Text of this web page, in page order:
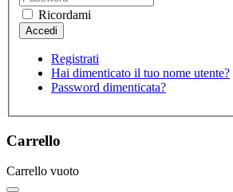
Ricordami
Registrati
Hai dimenticato il tuo nome utente?
Password dimenticata?
Carrello
Carrello vuoto